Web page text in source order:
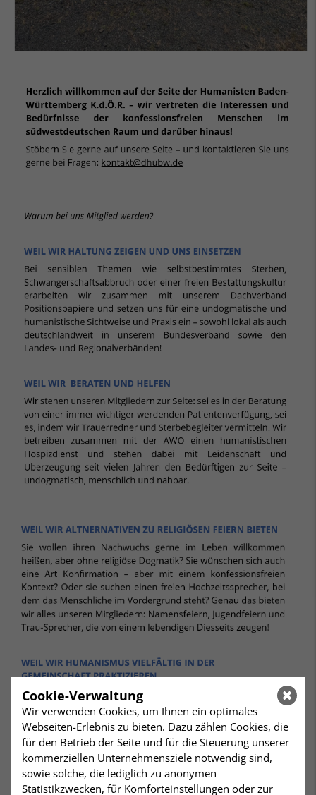
Cookie-Verwaltung
Wir verwenden Cookies, um Ihnen ein optimales
Webseiten-Erlebnis zu bieten. Dazu zählen Cookies, die
für den Betrieb der Seite und für die Steuerung unserer
kommerziellen Unternehmensziele notwendig sind,
sowie solche, die lediglich zu anonymen
Statistikzwecken, für Komforteinstellungen oder zur